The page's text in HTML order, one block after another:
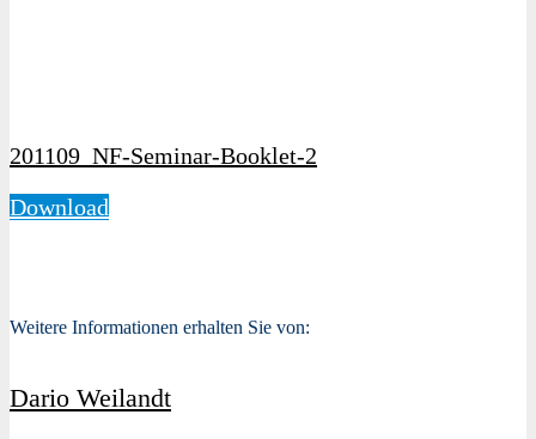
201109_NF-Seminar-Booklet‑2
Download
Weitere Informationen erhalten Sie von:
Dario Weilandt